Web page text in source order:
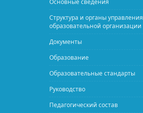
Основные сведения
Структура и органы управления
образовательной организации
Документы
Образование
Образовательные стандарты
Руководство
Педагогический состав